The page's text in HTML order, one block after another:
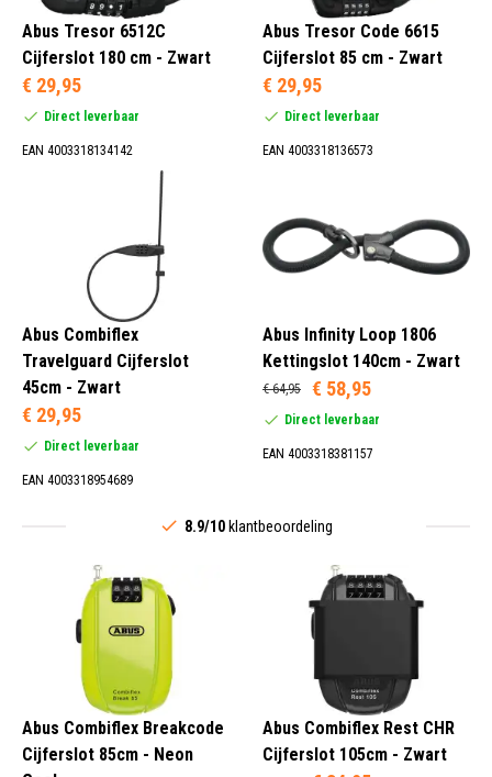
Abus Tresor 6512C
Cijferslot 180 cm - Zwart
€ 29,95
Direct leverbaar
EAN 4003318134142
Abus Tresor Code 6615
Cijferslot 85 cm - Zwart
€ 29,95
Direct leverbaar
EAN 4003318136573
Abus Combiflex
Travelguard Cijferslot
45cm - Zwart
€ 29,95
Direct leverbaar
EAN 4003318954689
Abus Infinity Loop 1806
Kettingslot 140cm - Zwart
€ 64,95 € 58,95
Direct leverbaar
EAN 4003318381157
8.9/10 klantbeoordeling
Abus Combiflex Breakcode
Cijferslot 85cm - Neon
Abus Combiflex Rest CHR
Cijferslot 105cm - Zwart